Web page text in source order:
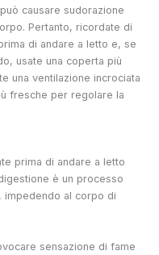
causare sudorazione
Pertanto, ricordate di
di andare a letto e, se
usate una coperta più
una ventilazione incrociata
fresche per regolare la
prima di andare a letto
è un processo
impedendo al corpo di
sensazione di fame